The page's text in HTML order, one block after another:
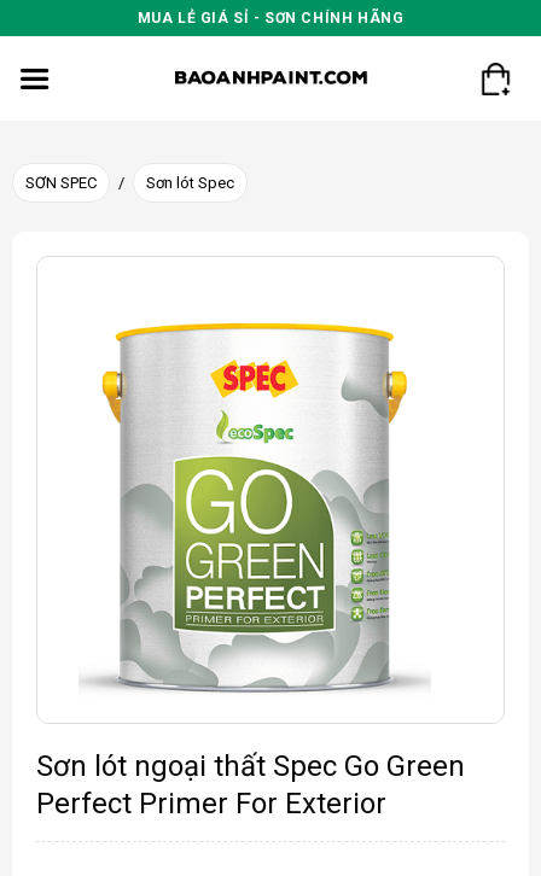
to
content
MUA LẺ GIÁ SỈ - SƠN CHÍNH HÃNG
SƠN SPEC / Sơn lót Spec
Sơn lót ngoại thất Spec Go Green
Perfect Primer For Exterior